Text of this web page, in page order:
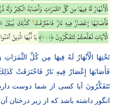
تَحْتِهَا الْأَنْهَارُ لَهُ فِیهَا مِن كُلِّ
فَأَصَابَهَا إِعْصَارٌ فِیهِ نَارٌ فَاحْتَرَقَتْ
تَتَفَكَّرُونَ آیا کسی از شما دوست
انگور داشته باشد که از زیر درختان